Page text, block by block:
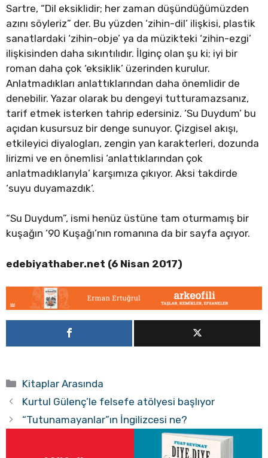
Sartre, “Dil eksiklidir; her zaman düşündüğümüzden
azını söyleriz” der. Bu yüzden ‘zihin-dil’ ilişkisi, plastik
sanatlardaki ‘zihin-obje’ ya da müzikteki ‘zihin-ezgi’
ilişkisinden daha sıkıntılıdır. İlginç olan şu ki; iyi bir
roman daha çok ‘eksiklik’ üzerinden kurulur.
Anlatmadıkları anlattıklarından daha önemlidir de
denebilir. Yazar olarak bu dengeyi tutturamazsanız,
tarif etmek isterken tahrip edersiniz. ‘Su Duydum’ bu
açıdan kusursuz bir denge sunuyor. Çizgisel akışı,
etkileyici diyalogları, zengin yan karakterleri, dozunda
lirizmi ve en önemlisi ‘anlattıklarından çok
anlatmadıklarıyla’ karşımıza çıkıyor. Aksi takdirde
‘suyu duyamazdık’.
“Su Duydum”, ismi henüz üstüne tam oturmamış bir
kuşağın ‘90 Kuşağı’nın romanına da bir sayfa açıyor.
edebiyathaber.net (6 Nisan 2017)
Kategoriler
Kitaplar Arasında
Kurtul Gülenç’le felsefe atölyesi başlıyor
“Tutunamayanlar”ın İngilizcesi ne?